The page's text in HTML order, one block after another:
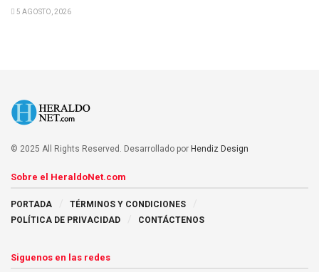
5 AGOSTO, 2026
© 2025 All Rights Reserved. Desarrollado por Hendiz Design
Sobre el HeraldoNet.com
PORTADA
TÉRMINOS Y CONDICIONES
POLÍTICA DE PRIVACIDAD
CONTÁCTENOS
Siguenos en las redes